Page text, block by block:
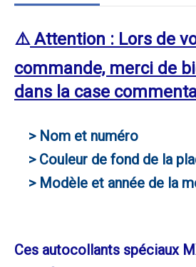
⚠️Attention : Lors de
commande, merci de
dans la case
> Nom et numéro
> Couleur de fond de la
> Modèle et année de la
Ces autocollants spéciaux